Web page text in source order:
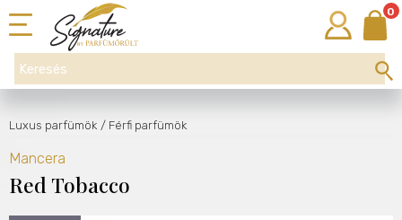
0
Luxus parfümök / Férfi parfümök
Mancera
Red Tobacco